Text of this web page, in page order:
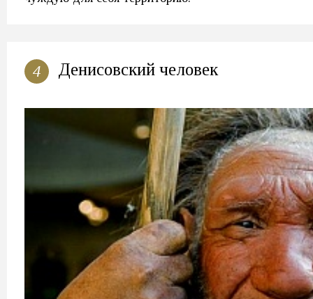
4 Денисовский человек